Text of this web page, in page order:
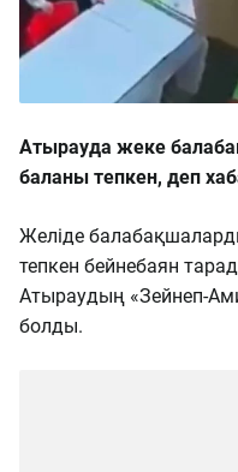
Атырауда жеке
баланы тепкен, деп
Желіде
тепкен бейнебаян
Атыраудың «Зейнеп-
болды.